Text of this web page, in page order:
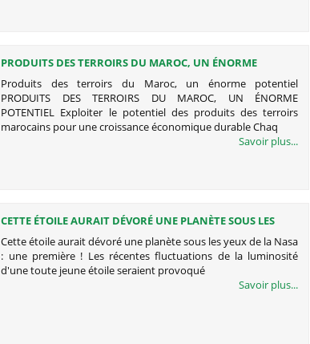
PRODUITS DES TERROIRS DU MAROC, UN ÉNORME
POTENTIEL
Produits des terroirs du Maroc, un énorme potentiel
PRODUITS DES TERROIRS DU MAROC, UN ÉNORME
POTENTIEL Exploiter le potentiel des produits des terroirs
marocains pour une croissance économique durable Chaq
Savoir plus...
CETTE ÉTOILE AURAIT DÉVORÉ UNE PLANÈTE SOUS LES
YEUX DE LA NASA : UNE PREMIÈRE !
Cette étoile aurait dévoré une planète sous les yeux de la Nasa
: une première ! Les récentes fluctuations de la luminosité
d'une toute jeune étoile seraient provoqué
Savoir plus...